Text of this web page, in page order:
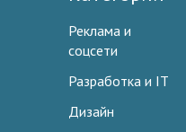
Реклама и
соцсети
Разработка и IT
Дизайн